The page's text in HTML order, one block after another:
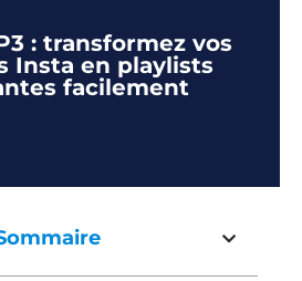
: transformez vos
Insta en playlists
facilement